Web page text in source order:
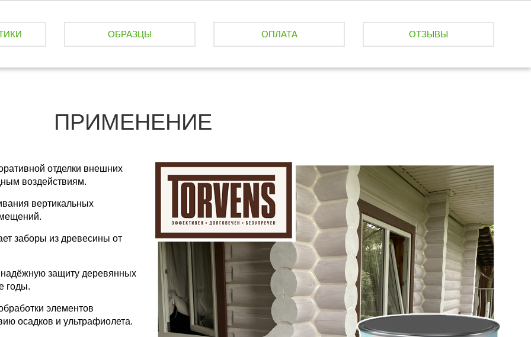
ОБРАЗЦЫ ОПЛАТА ОТЗЫВЫ
ПРИМЕНЕНИЕ
отделки внешних
воздействиям.
вертикальных
заборы из древесины от
защиту деревянных
годы.
элементов
осадков и ультрафиолета.